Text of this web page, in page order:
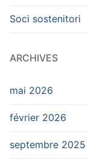
Soci sostenitori
ARCHIVES
mai 2026
février 2026
septembre 2025